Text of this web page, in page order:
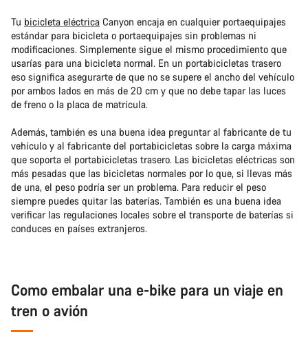
Tu bicicleta eléctrica Canyon encaja en cualquier portaequipajes
estándar para bicicleta o portaequipajes sin problemas ni
modificaciones. Simplemente sigue el mismo procedimiento que
usarías para una bicicleta normal. En un portabicicletas trasero
eso significa asegurarte de que no se supere el ancho del vehículo
por ambos lados en más de 20 cm y que no debe tapar las luces
de freno o la placa de matrícula.
Además, también es una buena idea preguntar al fabricante de tu
vehículo y al fabricante del portabicicletas sobre la carga máxima
que soporta el portabicicletas trasero. Las bicicletas eléctricas son
más pesadas que las bicicletas normales por lo que, si llevas más
de una, el peso podría ser un problema. Para reducir el peso
siempre puedes quitar las baterías. También es una buena idea
verificar las regulaciones locales sobre el transporte de baterías si
conduces en países extranjeros.
Como embalar una e-bike para un viaje en
tren o avión